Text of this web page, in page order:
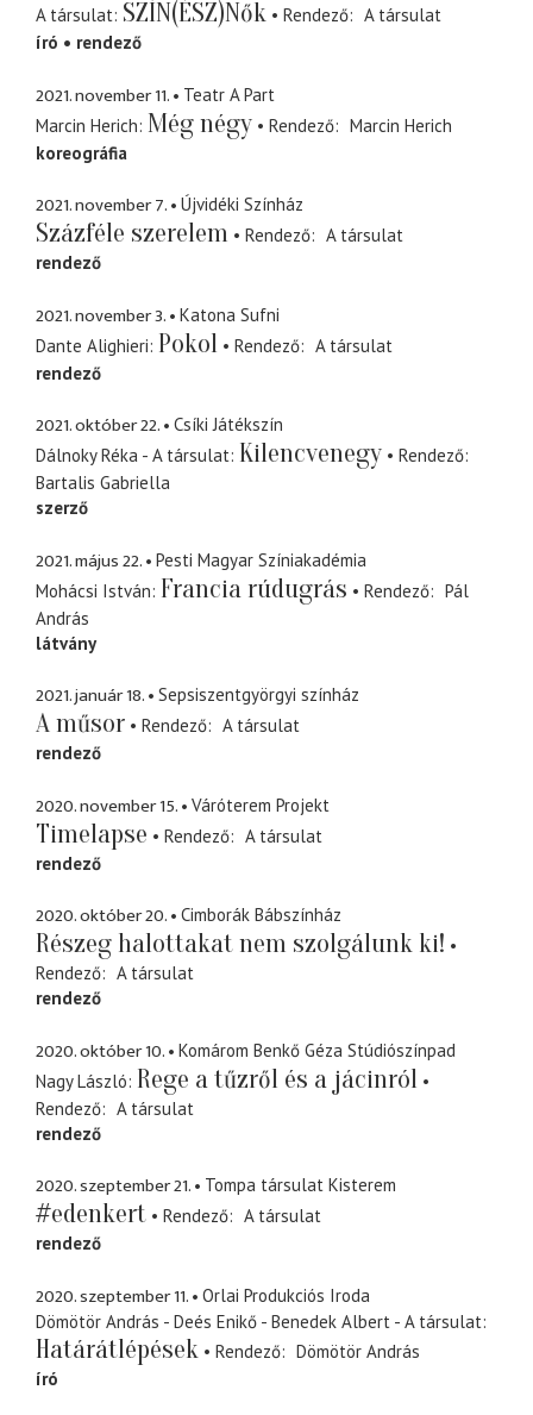
A társulat SZÍN(ÉSZ)Nők Rendező
A társulat
író
rendező
2021. november 11.
Teatr A Part
Marcin Herich Még négy Rendező
Marcin Herich
koreográfia
2021. november 7. Újvidéki Színház
Százféle szerelem Rendező
A társulat
rendező
2021. november 3.
Katona Sufni
Dante Alighieri Pokol Rendező
A társulat
rendező
2021. október 22.
Csíki Játékszín
Dálnoky Réka - A társulat Kilencvenegy
Rendező
Bartalis Gabriella
szerző
2021. május 22.
Pesti Magyar Színiakadémia
Mohácsi István Francia rúdugrás Rendező
Pál
András
látvány
2021. január 18. Sepsiszentgyörgyi színház
A műsor Rendező
A társulat
rendező
2020. november 15. Váróterem Projekt
Timelapse Rendező
A társulat
rendező
2020. október 20. Cimborák Bábszínház
Részeg halottakat nem szolgálunk ki!
Rendező
A társulat
rendező
2020. október 10.
Komárom Benkő Géza Stúdiószínpad
Nagy László Rege a tűzről és a jácinról
Rendező
A társulat
rendező
2020. szeptember 21. Tompa társulat Kisterem
#edenkert Rendező
A társulat
rendező
2020. szeptember 11.
Orlai Produkciós Iroda
Dömötör András - Deés Enikő - Benedek Albert - A társulat
Határátlépések Rendező
Dömötör András
író